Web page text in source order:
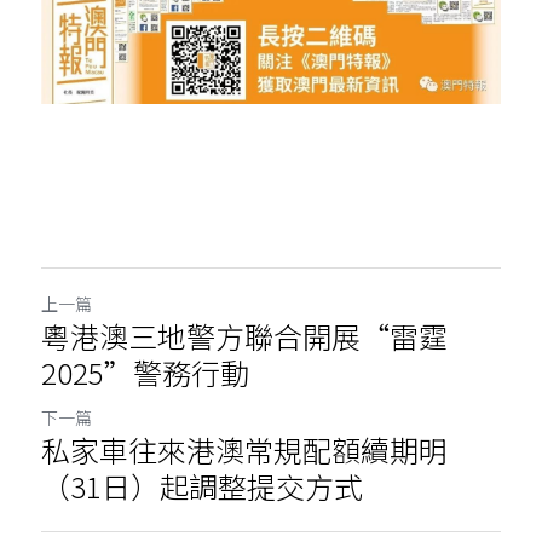
上一篇
粵港澳三地警方聯合開展“雷霆
2025”警務行動
下一篇
私家車往來港澳常規配額續期明
（31日）起調整提交方式